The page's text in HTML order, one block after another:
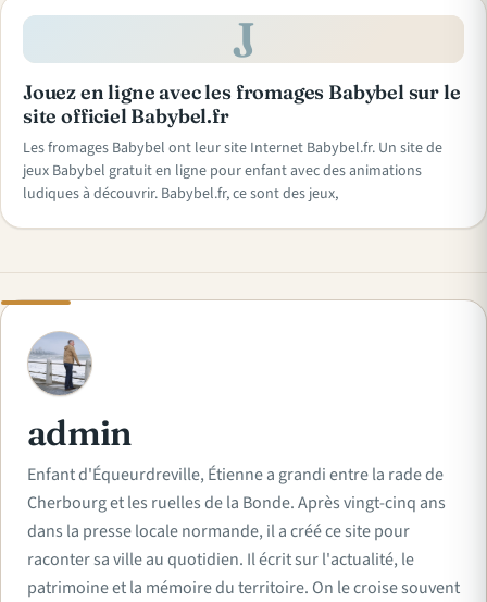
J
Jouez en ligne avec les fromages Babybel sur le
site officiel Babybel.fr
Les fromages Babybel ont leur site Internet Babybel.fr. Un site de
jeux Babybel gratuit en ligne pour enfant avec des animations
ludiques à découvrir. Babybel.fr, ce sont des jeux,
A
admin
Enfant d'Équeurdreville, Étienne a grandi entre la rade de
Cherbourg et les ruelles de la Bonde. Après vingt-cinq ans
dans la presse locale normande, il a créé ce site pour
raconter sa ville au quotidien. Il écrit sur l'actualité, le
patrimoine et la mémoire du territoire. On le croise souvent